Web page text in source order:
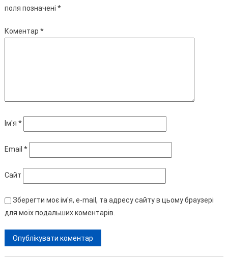
поля позначені *
Коментар *
Ім'я *
Email *
Сайт
Зберегти моє ім'я, e-mail, та адресу сайту в цьому браузері
для моїх подальших коментарів.